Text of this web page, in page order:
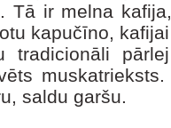
Tā ir melna
kapučīno,
tradicionāli
saldu garšu.